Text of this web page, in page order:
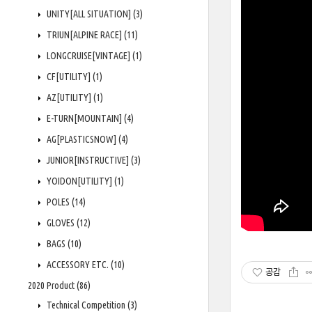
UNITY[ALL SITUATION] (3)
TRIUN[ALPINE RACE] (11)
LONGCRUISE[VINTAGE] (1)
CF[UTILITY] (1)
AZ[UTILITY] (1)
E-TURN[MOUNTAIN] (4)
AG[PLASTICSNOW] (4)
JUNIOR[INSTRUCTIVE] (3)
YOIDON[UTILITY] (1)
POLES (14)
GLOVES (12)
BAGS (10)
ACCESSORY ETC. (10)
2020 Product(86)
Technical Competition (3)
공감